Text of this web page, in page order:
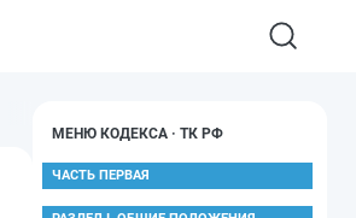
МЕНЮ КОДЕКСА · ТК РФ
ЧАСТЬ ПЕРВАЯ